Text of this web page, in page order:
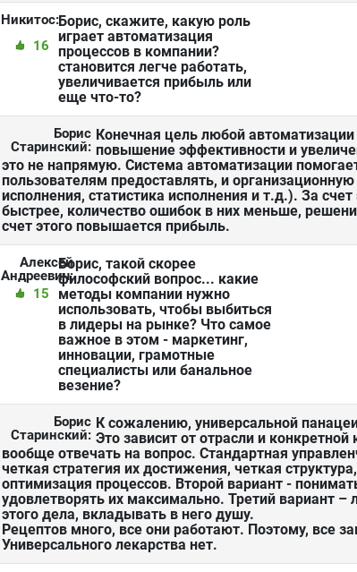
Никитос:
16
Борис, скажите, какую роль
играет автоматизация
процессов в компании?
становится легче работать,
увеличивается прибыль или
еще что-то?
Борис
Старинский:
Конечная цель любой
повышение эффективности и
это не напрямую. Система автоматизации
пользователям предоставлять, и
исполнения, статистика исполнения и т.д.). За
быстрее, количество ошибок в них меньше,
счет этого повышается прибыль.
Алексей
Андреевич:
15
Борис, такой скорее
философский вопрос... какие
методы компании нужно
использовать, чтобы выбиться
в лидеры на рынке? Что самое
важное в этом - маркетинг,
инновации, грамотные
специалисты или банальное
везение?
Борис
Старинский:
К сожалению, универсальной
Это зависит от отрасли и
вообще отвечать на вопрос. Стандартная
четкая стратегия их достижения, четкая
оптимизация процессов. Второй вариант -
удовлетворять их максимально. Третий вариант
этого дела, вкладывать в него душу.
Рецептов много, все они работают. Поэтому, все
Универсального лекарства нет.